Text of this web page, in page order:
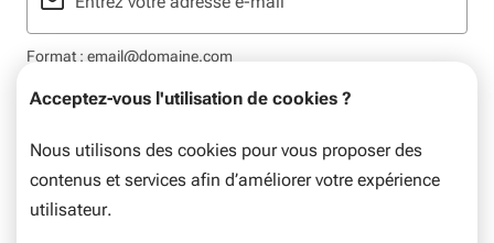
Acceptez-vous l'utilisation de cookies ?
Nous utilisons des cookies pour vous proposer des
contenus et services afin d’améliorer votre expérience
utilisateur.
Format : email@domaine.com
Mentions légales